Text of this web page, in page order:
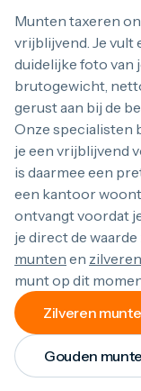
1 troy ounce
5 troy ounce
10 troy ounce
100 troy ounce
American Eagle
Britannia
Krugerrand
Maple Leaf
Noah's Ark
Philharmoniker
Umicore
Platina kopen
Platinabaren
Platina munten
1/10 troy ounce
1/4 troy ounce
1/2 troy ounce
1 troy ounce
Munten taxeren
vrijblijvend. Je vult
duidelijke foto van
brutogewicht,
gerust aan bij de
Onze specialisten
je een vrijblijvend
is daarmee een
een kantoor
ontvangt voordat
je direct de
munten en
munt op dit
Zilveren
Gouden